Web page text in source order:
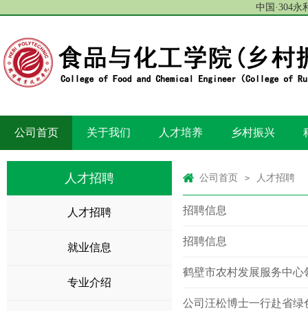
中国·304永
公司首页 关于我们 人才培养 乡村振兴
人才招聘
人才招聘
就业信息
专业介绍
公司首页 > 人才招聘
招聘信息
招聘信息
鹤壁市农村发展服务中
公司汪松博士一行赴省